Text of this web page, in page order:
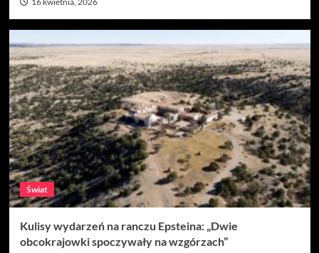
Świat
Kulisy wydarzeń na ranczu Epsteina: „Dwie
obcokrajowki spoczywały na wzgórzach”